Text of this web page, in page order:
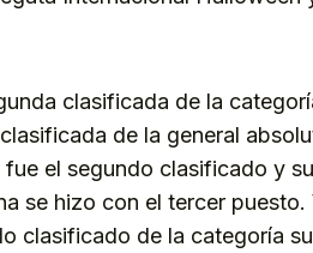
clasificada de la
de la general
fue el segundo clasificado y
se hizo con el tercer
clasificado de la categoría